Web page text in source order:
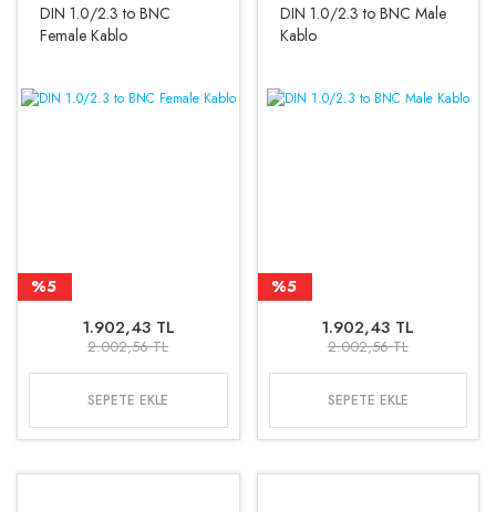
DIN 1.0/2.3 to BNC
Female Kablo
%5
1.902,43 TL
2.002,56 TL
SEPETE EKLE
DIN 1.0/2.3 to BNC Male
Kablo
%5
1.902,43 TL
2.002,56 TL
SEPETE EKLE